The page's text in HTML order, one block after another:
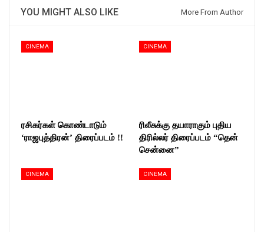
YOU MIGHT ALSO LIKE More From Author
CINEMA
ரசிகர்கள் கொண்டாடும்
‘ராஜபுத்திரன்’ திரைப்படம் !!
CINEMA
ரிலீசுக்கு தயாராகும் புதிய
திரில்லர் திரைப்படம் “தென்
சென்னை”
CINEMA CINEMA